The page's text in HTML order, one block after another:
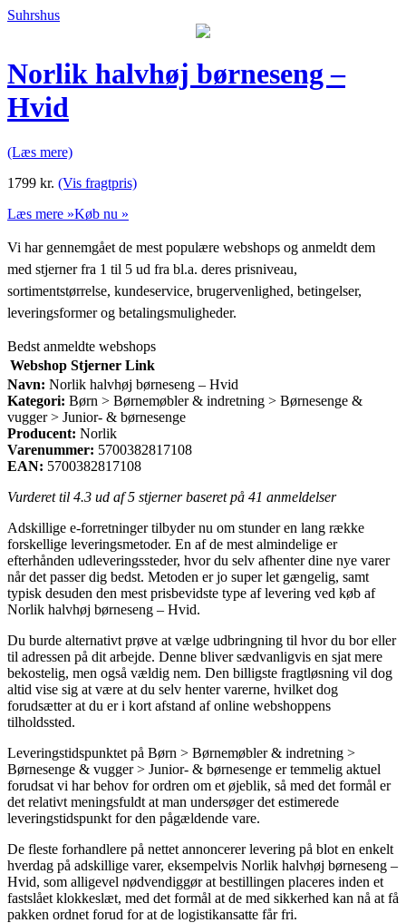
Suhrshus
Norlik halvhøj børneseng –
Hvid
(Læs mere)
1799 kr. (Vis fragtpris)
Læs mere »Køb nu »
Vi har gennemgået de mest populære webshops og anmeldt dem
med stjerner fra 1 til 5 ud fra bl.a. deres prisniveau,
sortimentstørrelse, kundeservice, brugervenlighed, betingelser,
leveringsformer og betalingsmuligheder.
Bedst anmeldte webshops
Webshop Stjerner Link
Navn: Norlik halvhøj børneseng – Hvid
Kategori: Børn > Børnemøbler & indretning > Børnesenge &
vugger > Junior- & børnesenge
Producent: Norlik
Varenummer: 5700382817108
EAN: 5700382817108
Vurderet til 4.3 ud af 5 stjerner baseret på 41 anmeldelser
Adskillige e-forretninger tilbyder nu om stunder en lang række
forskellige leveringsmetoder. En af de mest almindelige er
efterhånden udleveringssteder, hvor du selv afhenter dine nye varer
når det passer dig bedst. Metoden er jo super let gængelig, samt
typisk desuden den mest prisbevidste type af levering ved køb af
Norlik halvhøj børneseng – Hvid.
Du burde alternativt prøve at vælge udbringning til hvor du bor eller
til adressen på dit arbejde. Denne bliver sædvanligvis en sjat mere
bekostelig, men også vældig nem. Den billigste fragtløsning vil dog
altid vise sig at være at du selv henter varerne, hvilket dog
forudsætter at du er i kort afstand af online webshoppens
tilholdssted.
Leveringstidspunktet på Børn > Børnemøbler & indretning >
Børnesenge & vugger > Junior- & børnesenge er temmelig aktuel
forudsat vi har behov for ordren om et øjeblik, så med det formål er
det relativt meningsfuldt at man undersøger det estimerede
leveringstidspunkt for den pågældende vare.
De fleste forhandlere på nettet annoncerer levering på blot en enkelt
hverdag på adskillige varer, eksempelvis Norlik halvhøj børneseng –
Hvid, som alligevel nødvendiggør at bestillingen placeres inden et
fastslået klokkeslæt, med det formål at de med sikkerhed kan nå at få
pakken ordnet forud for at de logistikansatte får fri.